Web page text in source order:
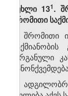
მუხლი 13​1.
შრომითი
1. შრომითი
ორგანული
2.